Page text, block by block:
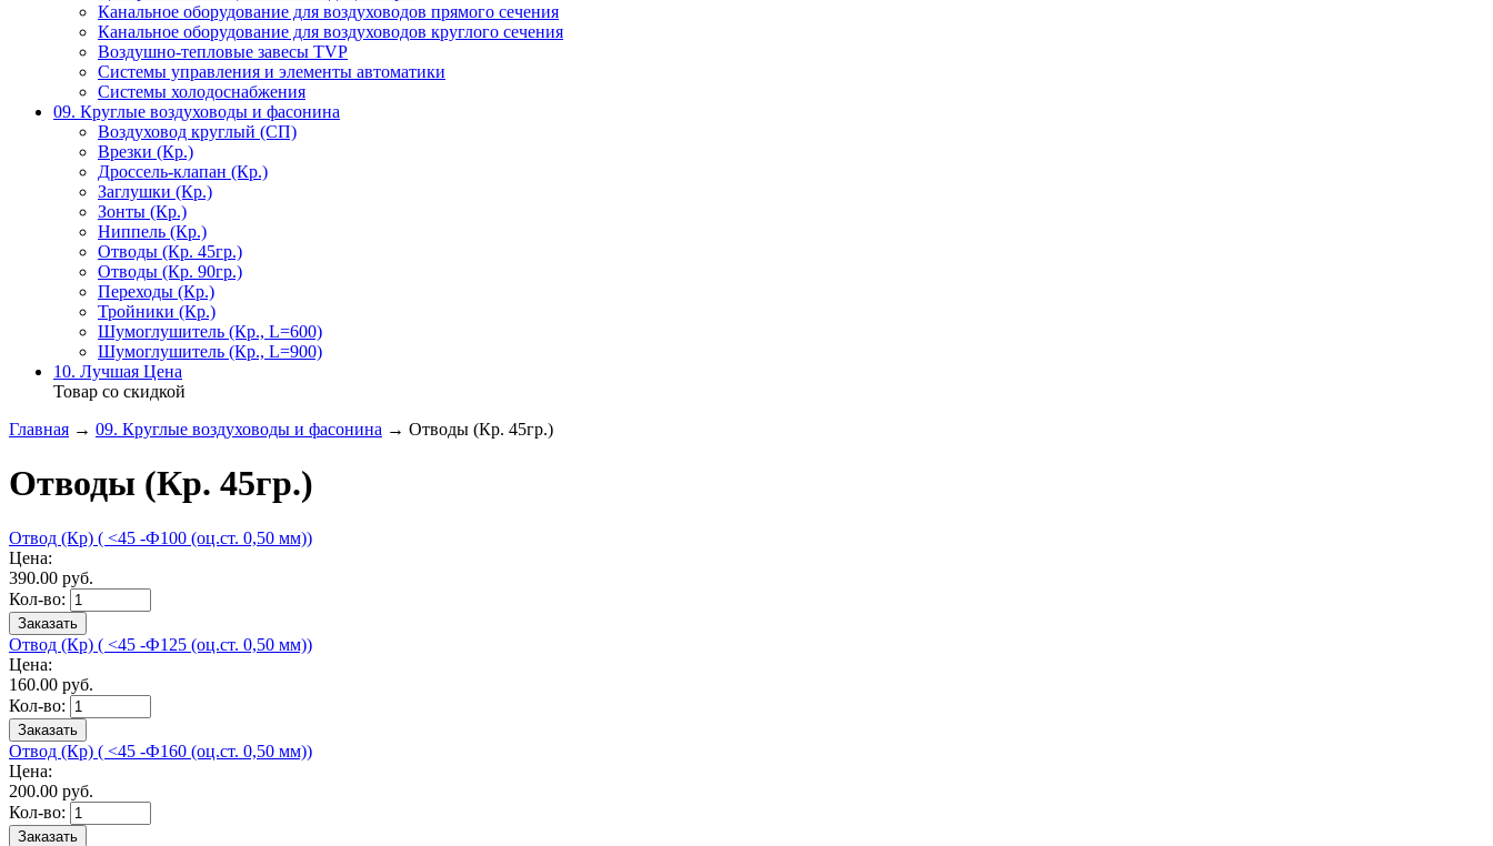
Канальное оборудование для воздуховодов прямого сечения
Канальное оборудование для воздуховодов круглого сечения
Воздушно-тепловые завесы TVP
Системы управления и элементы автоматики
Системы холодоснабжения
09. Круглые воздуховоды и фасонина
Воздуховод круглый (СП)
Врезки (Кр.)
Дроссель-клапан (Кр.)
Заглушки (Кр.)
Зонты (Кр.)
Ниппель (Кр.)
Отводы (Кр. 45гр.)
Отводы (Кр. 90гр.)
Переходы (Кр.)
Тройники (Кр.)
Шумоглушитель (Кр., L=600)
Шумоглушитель (Кр., L=900)
10. Лучшая Цена
Товар со скидкой
Главная → 09. Круглые воздуховоды и фасонина → Отводы (Кр. 45гр.)
Отводы (Кр. 45гр.)
Отвод (Кр) ( <45 -Ф100 (оц.ст. 0,50 мм))
Цена:
390.00 руб.
Кол-во:
Отвод (Кр) ( <45 -Ф125 (оц.ст. 0,50 мм))
Цена:
160.00 руб.
Кол-во:
Отвод (Кр) ( <45 -Ф160 (оц.ст. 0,50 мм))
Цена:
200.00 руб.
Кол-во: